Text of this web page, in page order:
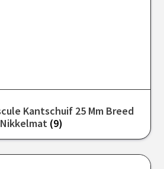
Kantschuif 25 Mm Breed
Nikkelmat (9)